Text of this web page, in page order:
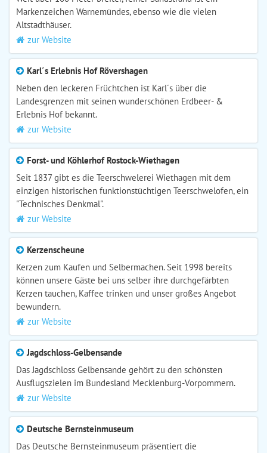
Markenzeichen Warnemündes, ebenso wie die vielen
Altstadthäuser.
zur Website
Karl´s Erlebnis Hof Rövershagen
Neben den leckeren Früchtchen ist Karl´s über die
Landesgrenzen mit seinen wunderschönen Erdbeer- &
Erlebnis Hof bekannt.
zur Website
Forst- und Köhlerhof Rostock-Wiethagen
Seit 1837 gibt es die Teerschwelerei Wiethagen mit dem
einzigen historischen funktionstüchtigen Teerschwelofen, ein
"Technisches Denkmal".
zur Website
Kerzenscheune
Kerzen zum Kaufen und Selbermachen. Seit 1998 bereits
können unsere Gäste bei uns selber ihre durchgefärbten
Kerzen tauchen, Kaffee trinken und unser großes Angebot
bewundern.
zur Website
Jagdschloss-Gelbensande
Das Jagdschloss Gelbensande gehört zu den schönsten
Ausflugszielen im Bundesland Mecklenburg-Vorpommern.
zur Website
Deutsche Bernsteinmuseum
Das Deutsche Bernsteinmuseum präsentiert die